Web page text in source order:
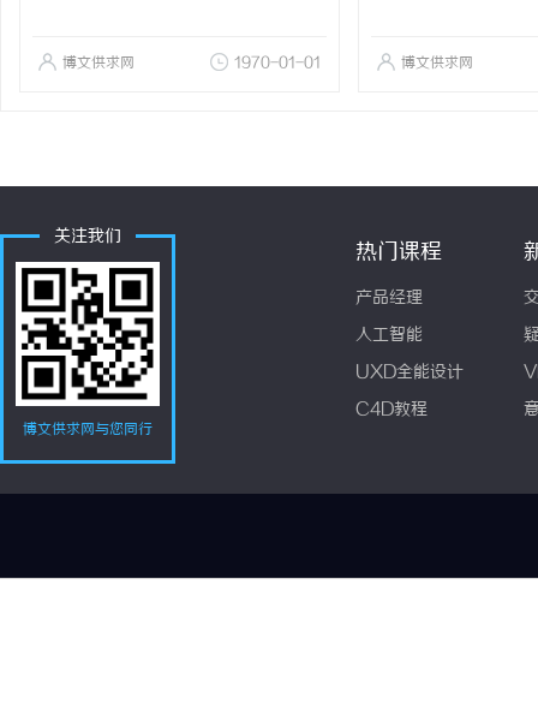
博文供求网 1970-01-01 博文供求网
关注我们
博文供求网与您同行
热门课程
产品经理
人工智能
UXD全能设计
C4D教程